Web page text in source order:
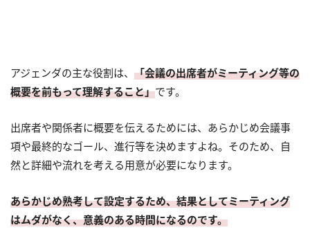
アジェンダの主な役割は、 「会議の出席者がミーティング等の
概要を前もって理解すること」です。
出席者や関係者に概要を伝えるためには、あらかじめ会議事
項や最終的なゴール、進行等を決めますよね。そのため、自
然と詳細や流れを考える用意が必要になります。
あらかじめ熟考して設定するため、結果としてミーティング
はムダがなく、意義のある時間になるのです。